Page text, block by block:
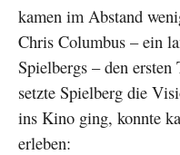
kamen im Abstand
Chris Columbus – ein
Spielbergs – den
setzte Spielberg die
ins Kino ging, konnte
erleben: